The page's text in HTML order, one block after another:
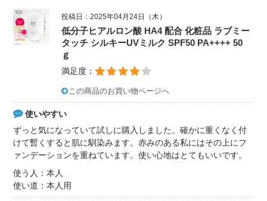
投稿日：2025年04月24日（木）
低分子ヒアルロン酸 HA4 配合 化粧品 ラブミー
タッチ シルキーUVミルク SPF50 PA++++ 50
ｇ
満足度：
この商品のお買い物ページへ
使いやすい
ずっと気になっていて試しに購入しました。確かに重くなく付
けて暫くすると肌に馴染みます。赤みのある私にはその上にフ
ァンデーションを重ねています。使い心地はとてもいいです。
使う人：本人
使い道：本人用